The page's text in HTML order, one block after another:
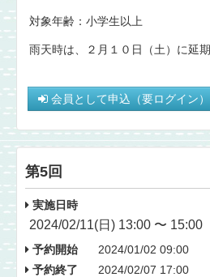
対象年齢：小学生以上
雨天時は、２月１０日（土）に延期
会員として申込（要ログイン）
第5回
実施日時
2024/02/11(日) 13:00 〜 15:00
予約開始
2024/01/02 09:00
予約終了
2024/02/07 17:00